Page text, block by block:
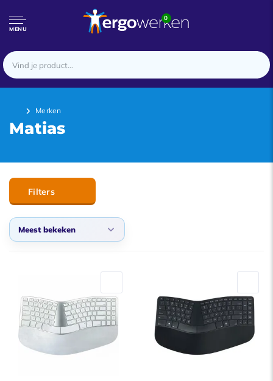
MENU
0
Merken
Matias
Filters
Meest bekeken
Laagste prijs
Hoogste prijs